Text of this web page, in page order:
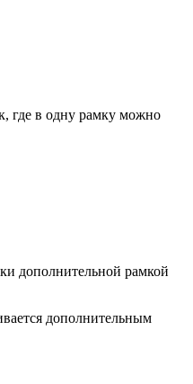
где в одну рамку можно
дополнительной рамкой
дополнительным